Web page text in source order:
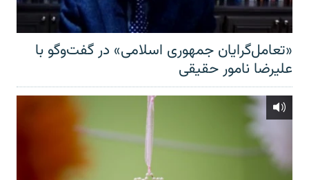
«تعامل‌گرایان جمهوری اسلامی» در گفت‌وگو با
علیرضا نامور حقیقی